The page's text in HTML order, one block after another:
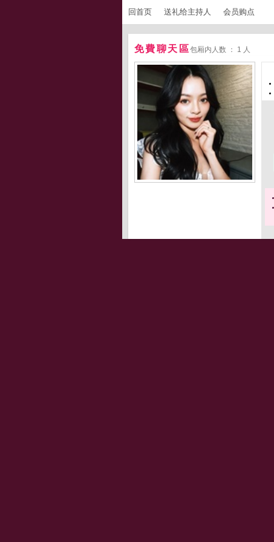
回首页 送礼给主持人 会员购点
免費聊天區包厢内人数 ： 1 人